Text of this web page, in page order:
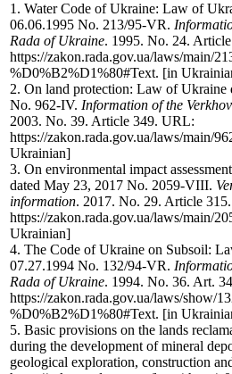
1. Water Code of Ukraine: Law of
06.06.1995 No. 213/95-VR.
Rada of Ukraine. 1995. No. 24.
https://zakon.rada.gov.ua/laws/main/
%D0%B2%D1%80#Text. [in
2. On land protection: Law of Ukraine
No. 962-IV. Information of the
2003. No. 39. Article 349. URL:
https://zakon.rada.gov.ua/laws/main/
Ukrainian]
3. On environmental impact
dated May 23, 2017 No. 2059-VIII.
information. 2017. No. 29. Article
https://zakon.rada.gov.ua/laws/main/
Ukrainian]
4. The Code of Ukraine on Subsoil:
07.27.1994 No. 132/94-VR.
Rada of Ukraine. 1994. No. 36. Art.
https://zakon.rada.gov.ua/laws/show/
%D0%B2%D1%80#Text. [in
5. Basic provisions on the lands
during the development of mineral
geological exploration, construction